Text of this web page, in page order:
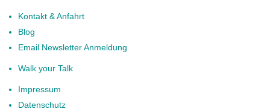
Kontakt & Anfahrt
Blog
Email Newsletter Anmeldung
Walk your Talk
Impressum
Datenschutz